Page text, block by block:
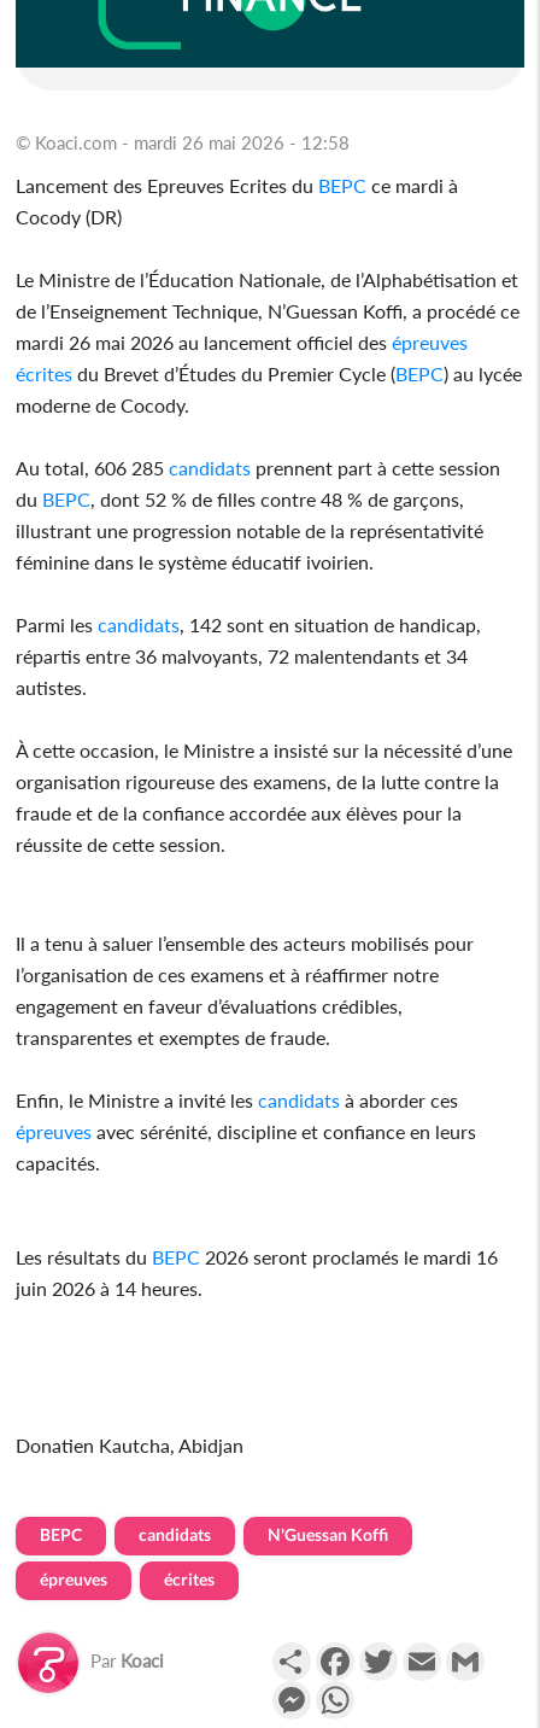
© Koaci.com - mardi 26 mai 2026 - 12:58
Lancement des Epreuves Ecrites du BEPC ce mardi à
Cocody (DR)
Le Ministre de l’Éducation Nationale, de l’Alphabétisation et
de l’Enseignement Technique, N’Guessan Koffi, a procédé ce
mardi 26 mai 2026 au lancement officiel desépreuves
écrites du Brevet d’Études du Premier Cycle (BEPC) au lycée
moderne de Cocody.
Au total, 606 285candidats prennent part à cette session
du BEPC , dont 52 % de filles contre 48 % de garçons,
illustrant une progression notable de la représentativité
féminine dans le système éducatif ivoirien.
Parmi lescandidats , 142 sont en situation de handicap,
répartis entre 36 malvoyants, 72 malentendants et 34
autistes.
À cette occasion, le Ministre a insisté sur la nécessité d’une
organisation rigoureuse des examens, de la lutte contre la
fraude et de la confiance accordée aux élèves pour la
réussite de cette session.
Il a tenu à saluer l’ensemble des acteurs mobilisés pour
l’organisation de ces examens et à réaffirmer notre
engagement en faveur d’évaluations crédibles,
transparentes et exemptes de fraude.
Enfin, le Ministre a invité lescandidats à aborder ces
épreuves avec sérénité, discipline et confiance en leurs
capacités.
Les résultats du BEPC 2026 seront proclamés le mardi 16
juin 2026 à 14 heures.
Donatien Kautcha, Abidjan
BEPC candidats N'Guessan Koffi
épreuves écrites
Par Koaci PartagerFacebookTwitterEmail
Messenger